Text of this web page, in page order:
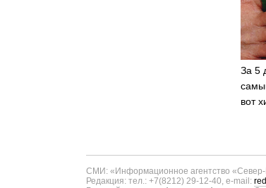
За 5
вот
СМИ: «Информационное агентство
Редакция: тел.: +7(8212) 29-12-40, e-mail: